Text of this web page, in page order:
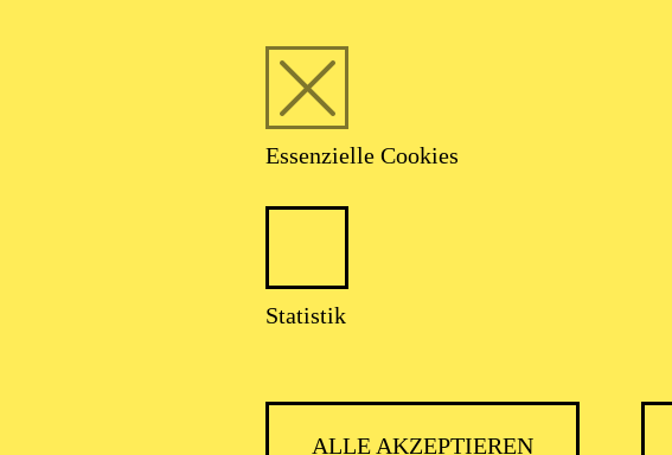
Essenzielle Cookies
Statistik
ALLE AKZEPTIEREN